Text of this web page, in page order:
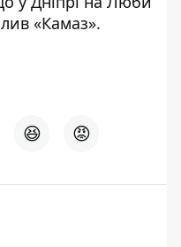
«Камаз».
😆 😡